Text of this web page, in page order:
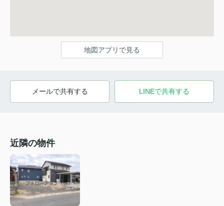
地図アプリで見る
メールで共有する LINEで共有する
近隣の物件